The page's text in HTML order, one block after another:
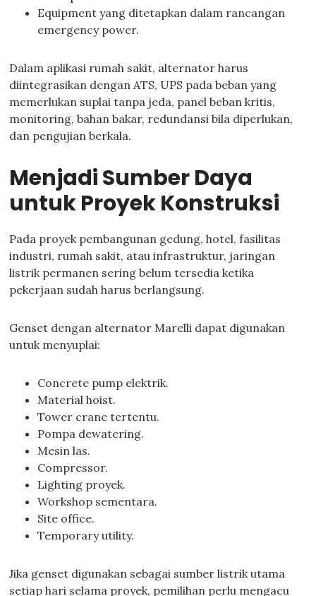
Equipment yang ditetapkan dalam rancangan
emergency power.
Dalam aplikasi rumah sakit, alternator harus
diintegrasikan dengan ATS, UPS pada beban yang
memerlukan suplai tanpa jeda, panel beban kritis,
monitoring, bahan bakar, redundansi bila diperlukan,
dan pengujian berkala.
Menjadi Sumber Daya
untuk Proyek Konstruksi
Pada proyek pembangunan gedung, hotel, fasilitas
industri, rumah sakit, atau infrastruktur, jaringan
listrik permanen sering belum tersedia ketika
pekerjaan sudah harus berlangsung.
Genset dengan alternator Marelli dapat digunakan
untuk menyuplai:
Concrete pump elektrik.
Material hoist.
Tower crane tertentu.
Pompa dewatering.
Mesin las.
Compressor.
Lighting proyek.
Workshop sementara.
Site office.
Temporary utility.
Jika genset digunakan sebagai sumber listrik utama
setiap hari selama proyek, pemilihan perlu mengacu